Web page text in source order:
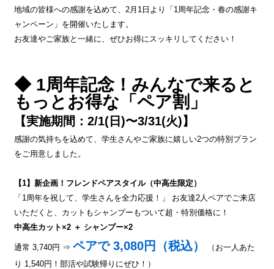
地域の皆様への感謝を込めて、2月1日より「1周年記念・春の感謝キ
ャンペーン」を開催いたします。
お友達やご家族と一緒に、ぜひお得にスッキリしてください！
◆ 1周年記念！みんなで来ると
もっとお得な「ペア割」
【実施期間：2/1(日)〜3/31(火)】
感謝の気持ちを込めて、学生さんやご家族に嬉しい2つの特別プラン
をご用意しました。
【1】新企画！フレンドペアスタイル（中高生限定）
「1周年を祝して、学生さんを全力応援！」 お友達2人ペアでご来店
いただくと、カットもシャンプーもついて超・特別価格に！
中高生カット×2 ＋ シャンプー×2
通常 3,740円 ⇒ペアで 3,080円（税込）
（お一人あた
り 1,540円！部活や試験帰りにぜひ！）